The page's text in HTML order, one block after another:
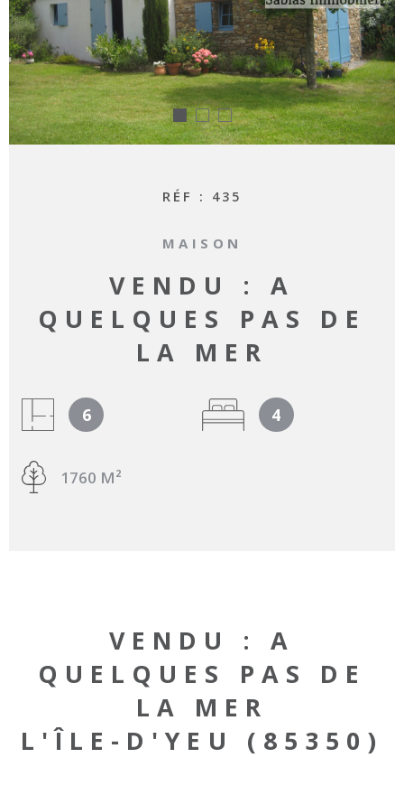
RÉF : 435
MAISON
VENDU : A
QUELQUES PAS DE
LA MER
6 4
1760 M²
VENDU : A
QUELQUES PAS DE
LA MER
L'ÎLE-D'YEU (85350)
RECHERCHER